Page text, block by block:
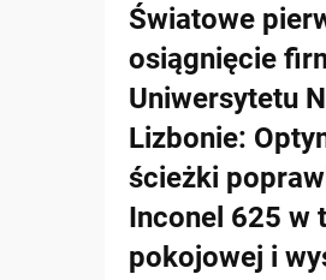
Światowe
osiągnięcie
Uniwersytetu
Lizbonie:
ścieżki
Inconel 625 w
pokojowej i